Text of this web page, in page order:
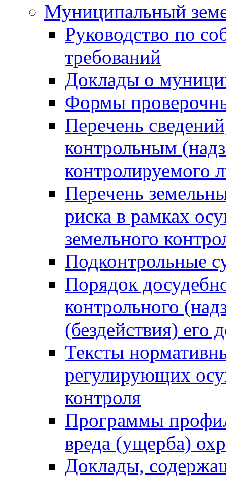
Муниципальный
Руководство по
требований
Доклады о
Формы
Перечень
контрольным
контролируемого
Перечень
риска в рамках
земельного
Подконтрольные
Порядок
контрольного
(бездействия)
Тексты
регулирующих
контроля
Программы
вреда (ущерба)
Доклады,